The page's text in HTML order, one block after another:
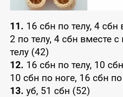
11. 16 сбн по телу, 4 сбн
2 по телу, 4 сбн вместе
телу (42)
12. 16 сбн по телу, 10
10 сбн по ноге, 16 сбн
13. уб, 51 сбн (52)